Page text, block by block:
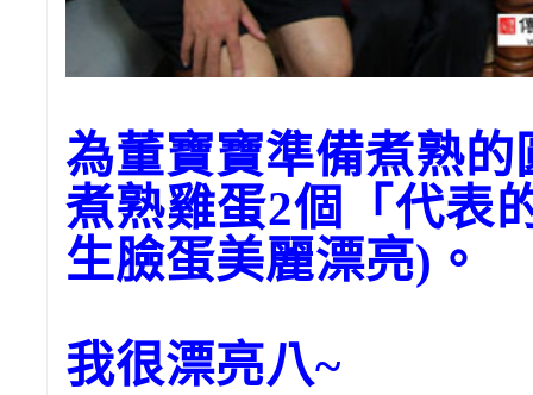
為董寶寶準備煮熟
煮熟雞蛋2個「代表
生臉蛋美麗漂亮)。
我很漂亮八~